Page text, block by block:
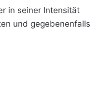
in seiner Intensität
und gegebenenfalls